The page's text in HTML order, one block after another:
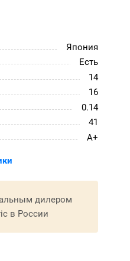
Япония
Есть
14
16
0.14
41
A+
дилером
в России